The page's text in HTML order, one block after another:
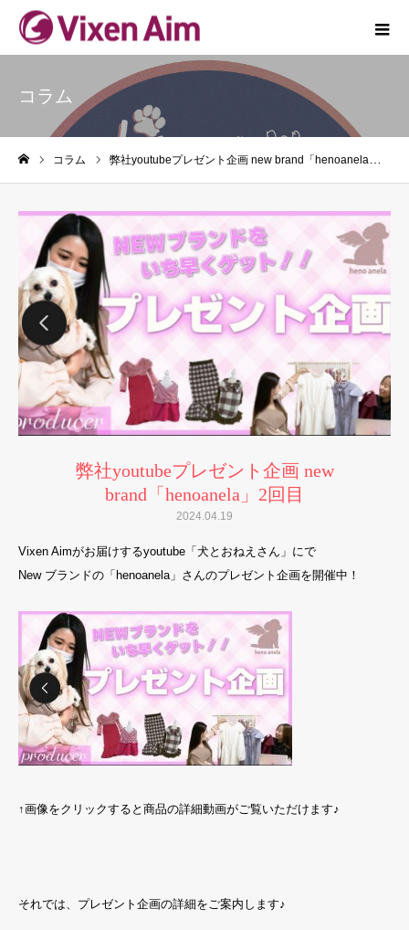
コラム
コラム 弊社youtubeプレゼント企画 new brand「henoanela」2回目
弊社youtubeプレゼント企画 new
brand「henoanela」2回目
2024.04.19
Vixen Aimがお届けするyoutube「犬とおねえさん」にで
New ブランドの「henoanela」さんのプレゼント企画を開催中！
↑画像をクリックすると商品の詳細動画がご覧いただけます♪
それでは、プレゼント企画の詳細をご案内します♪